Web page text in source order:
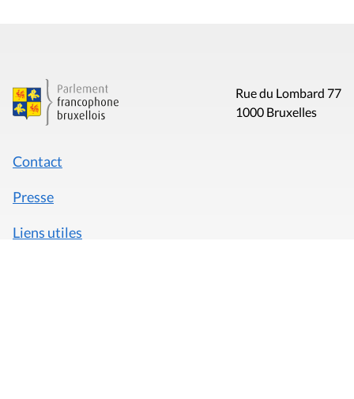
Rue du Lombard 77
1000 Bruxelles
Contact
Presse
Liens utiles